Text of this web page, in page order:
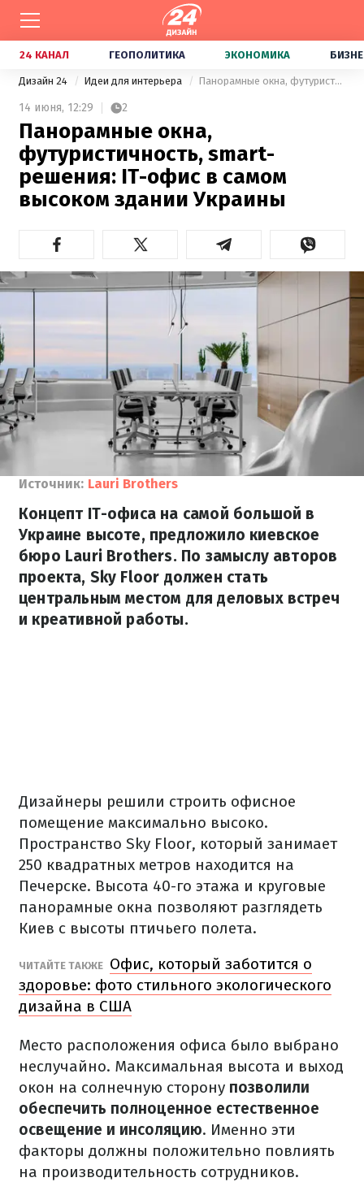
24 КАНАЛ ГЕОПОЛИТИКА ЭКОНОМИКА
Дизайн 24 Идеи для интерьера Панорамные окна, футуристичность, smart-решения: IT-офис в самом высоком здании Украины
14 июня, 12:29 2
Панорамные окна,
футуристичность, smart-
решения: IT-офис в самом
высоком здании Украины
Источник: Lauri Brothers
Концепт IT-офиса на самой большой в
Украине высоте, предложило киевское
бюро Lauri Brothers. По замыслу авторов
проекта, Sky Floor должен стать
центральным местом для деловых встреч
и креативной работы.
Дизайнеры решили строить офисное
помещение максимально высоко.
Пространство Sky Floor, который занимает
250 квадратных метров находится на
Печерске. Высота 40-го этажа и круговые
панорамные окна позволяют разглядеть
Киев с высоты птичьего полета.
ЧИТАЙТЕ ТАКЖЕ Офис, который заботится о
здоровье: фото стильного экологического
дизайна в США
Место расположения офиса было выбрано
неслучайно. Максимальная высота и выход
окон на солнечную сторону позволили
обеспечить полноценное естественное
освещение и инсоляцию. Именно эти
факторы должны положительно повлиять
на производительность сотрудников.